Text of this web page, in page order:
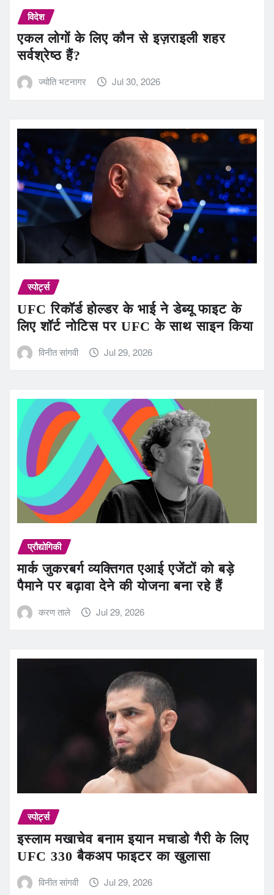
विदेश
एकल लोगों के लिए कौन से इज़राइली शहर
सर्वश्रेष्ठ हैं?
ज्योति भटनागर Jul 30, 2026
स्पोर्ट्स
UFC रिकॉर्ड होल्डर के भाई ने डेब्यू फाइट के
लिए शॉर्ट नोटिस पर UFC के साथ साइन किया
विनीत सांगवी Jul 29, 2026
प्रौद्योगिकी
मार्क जुकरबर्ग व्यक्तिगत एआई एजेंटों को बड़े
पैमाने पर बढ़ावा देने की योजना बना रहे हैं
करण ताले Jul 29, 2026
स्पोर्ट्स
इस्लाम मखाचेव बनाम इयान मचाडो गैरी के लिए
UFC 330 बैकअप फाइटर का खुलासा
विनीत सांगवी Jul 29, 2026